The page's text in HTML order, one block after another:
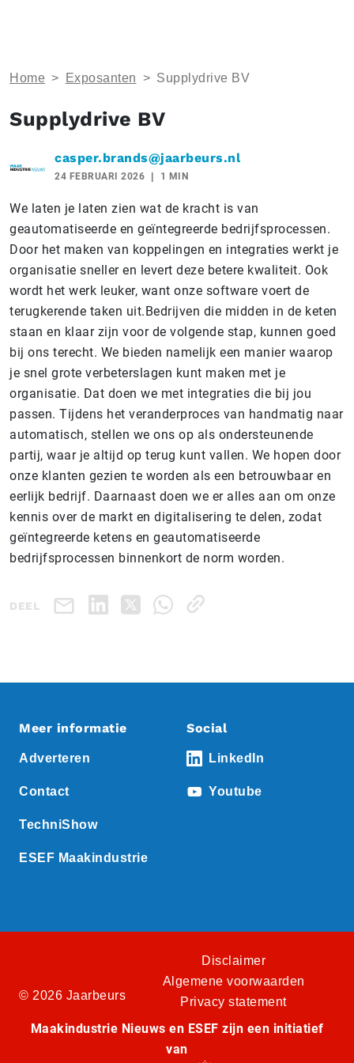
Home > Exposanten > Supplydrive BV
Supplydrive BV
casper.brands@jaarbeurs.nl
24 FEBRUARI 2026 1 MIN
We laten je laten zien wat de kracht is van
geautomatiseerde en geïntegreerde bedrijfsprocessen.
Door het maken van koppelingen en integraties werkt je
organisatie sneller en levert deze betere kwaliteit. Ook
wordt het werk leuker, want onze software voert de
terugkerende taken uit.Bedrijven die midden in de keten
staan en klaar zijn voor de volgende stap, kunnen goed
bij ons terecht. We bieden namelijk een manier waarop
je snel grote verbeterslagen kunt maken met je
organisatie. Dat doen we met integraties die bij jou
passen. Tijdens het veranderproces van handmatig naar
automatisch, stellen we ons op als ondersteunende
partij, waar je altijd op terug kunt vallen. We hopen door
onze klanten gezien te worden als een betrouwbaar en
eerlijk bedrijf. Daarnaast doen we er alles aan om onze
kennis over de markt en digitalisering te delen, zodat
geïntegreerde ketens en geautomatiseerde
bedrijfsprocessen binnenkort de norm worden.
DEEL
Meer informatie
Adverteren
Contact
TechniShow
ESEF Maakindustrie
Social
LinkedIn
Youtube
© 2026 Jaarbeurs
Disclaimer
Algemene voorwaarden
Privacy statement
Maakindustrie Nieuws en ESEF zijn een initiatief
van